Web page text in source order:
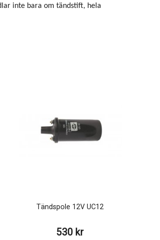
inte bara om tändstift, hela
Tändspole 12V UC12
530 kr